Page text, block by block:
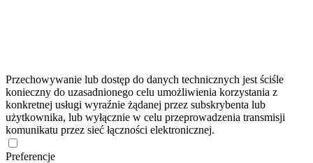
Przechowywanie lub dostęp do danych technicznych jest ściśle
konieczny do uzasadnionego celu umożliwienia korzystania z
konkretnej usługi wyraźnie żądanej przez subskrybenta lub
użytkownika, lub wyłącznie w celu przeprowadzenia transmisji
komunikatu przez sieć łączności elektronicznej.
Preferencje